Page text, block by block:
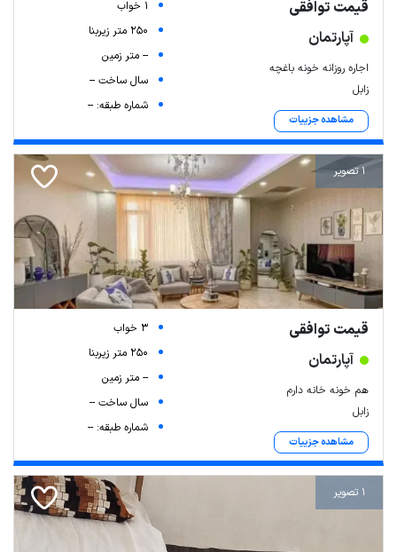
قیمت توافقی
آپارتمان
اجاره روزانه خونه باغچه
زابل
مشاهده جزییات
1 خواب
250 متر زیربنا
-- متر زمین
سال ساخت --
شماره طبقه: --
1 تصویر
قیمت توافقی
آپارتمان
هم خونه خانه دارم
زابل
مشاهده جزییات
3 خواب
250 متر زیربنا
-- متر زمین
سال ساخت --
شماره طبقه: --
1 تصویر